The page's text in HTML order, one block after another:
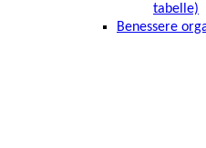
tabelle)
Benessere